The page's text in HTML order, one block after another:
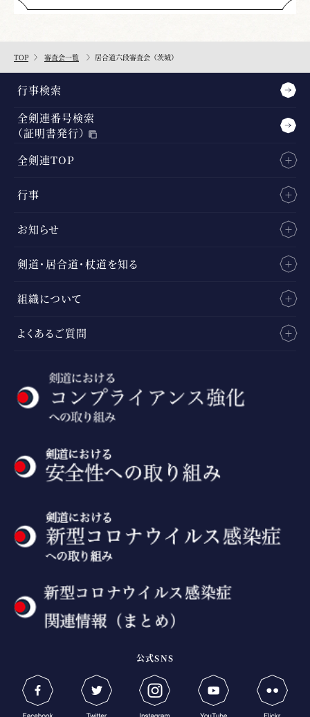
TOP 審査会一覧 居合道六段審査会（茨城）
行事検索
全剣連番号検索
（証明書発行）
全剣連TOP
行事
お知らせ
剣道・居合道・杖道を知る
組織について
よくあるご質問
公式SNS